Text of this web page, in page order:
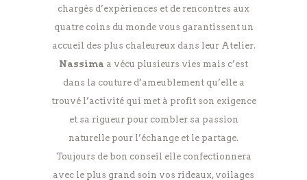
chargés d’expériences et de rencontres aux
quatre coins du monde vous garantissent un
accueil des plus chaleureux dans leur Atelier.
Nassima a vécu plusieurs vies mais c’est
dans la couture d’ameublement qu’elle a
trouvé l’activité qui met à profit son exigence
et sa rigueur pour combler sa passion
naturelle pour l’échange et le partage.
Toujours de bon conseil elle confectionnera
avec le plus grand soin vos rideaux, voilages